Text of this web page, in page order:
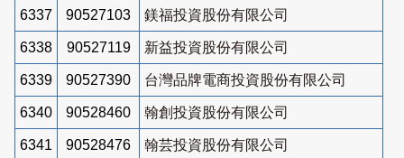
6337 90527103 鎂福投資股份有限公司
6338 90527119 新益投資股份有限公司
6339 90527390 台灣品牌電商投資股份有限公司
6340 90528460 翰創投資股份有限公司
6341 90528476 翰芸投資股份有限公司